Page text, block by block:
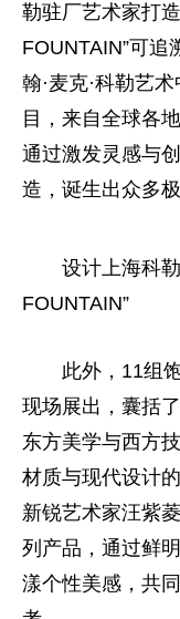
勒驻厂艺术家打
FOUNTAIN”可追
翰·麦克·科勒艺
目，来自全球各
通过激发灵感与
造，诞生出众多
设计上海科
FOUNTAIN”
此外，11组
现场展出，囊括
东方美学与西方
材质与现代设计
新锐艺术家汪紫
列产品，通过鲜
漾个性美感，共